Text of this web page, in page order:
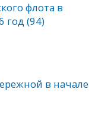
флота в
год (94)
в начале